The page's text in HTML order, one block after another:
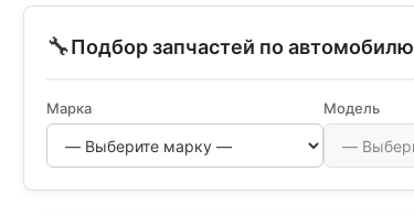
🔧Подбор запчастей по автомобилю
Марка Модель